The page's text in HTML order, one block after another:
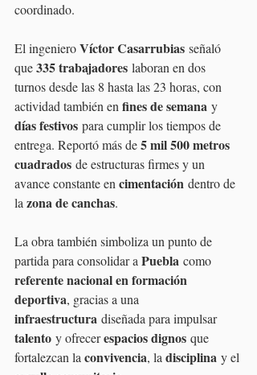
coordinado.
El ingeniero Víctor Casarrubias señaló
que 335 trabajadores laboran en dos
turnos desde las 8 hasta las 23 horas, con
actividad también en fines de semana y
días festivos para cumplir los tiempos de
entrega. Reportó más de 5 mil 500 metros
cuadrados de estructuras firmes y un
avance constante en cimentación dentro de
la zona de canchas.
La obra también simboliza un punto de
partida para consolidar a Puebla como
referente nacional en formación
deportiva, gracias a una
infraestructura diseñada para impulsar
talento y ofrecer espacios dignos que
fortalezcan la convivencia, la disciplina y el